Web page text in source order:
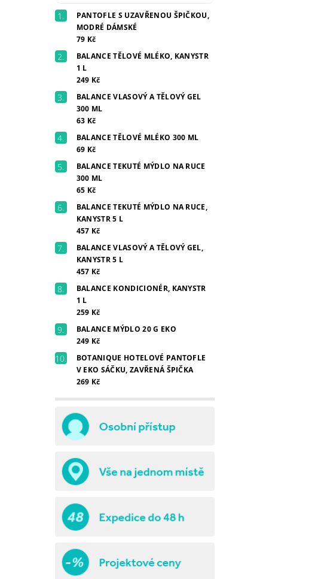
PANTOFLE S UZAVŘENOU ŠPIČKOU,
MODRÉ DÁMSKÉ
79 Kč
BALANCE TĚLOVÉ MLÉKO, KANYSTR
1 L
249 Kč
BALANCE VLASOVÝ A TĚLOVÝ GEL
300 ML
63 Kč
BALANCE TĚLOVÉ MLÉKO 300 ML
69 Kč
BALANCE TEKUTÉ MÝDLO NA RUCE
300 ML
65 Kč
BALANCE TEKUTÉ MÝDLO NA RUCE,
KANYSTR 5 L
457 Kč
BALANCE VLASOVÝ A TĚLOVÝ GEL,
KANYSTR 5 L
457 Kč
BALANCE KONDICIONÉR, KANYSTR
1 L
259 Kč
BALANCE MÝDLO 20 G EKO
249 Kč
BOTANIQUE HOTELOVÉ PANTOFLE
V EKO SÁČKU, ZAVŘENÁ ŠPIČKA
269 Kč